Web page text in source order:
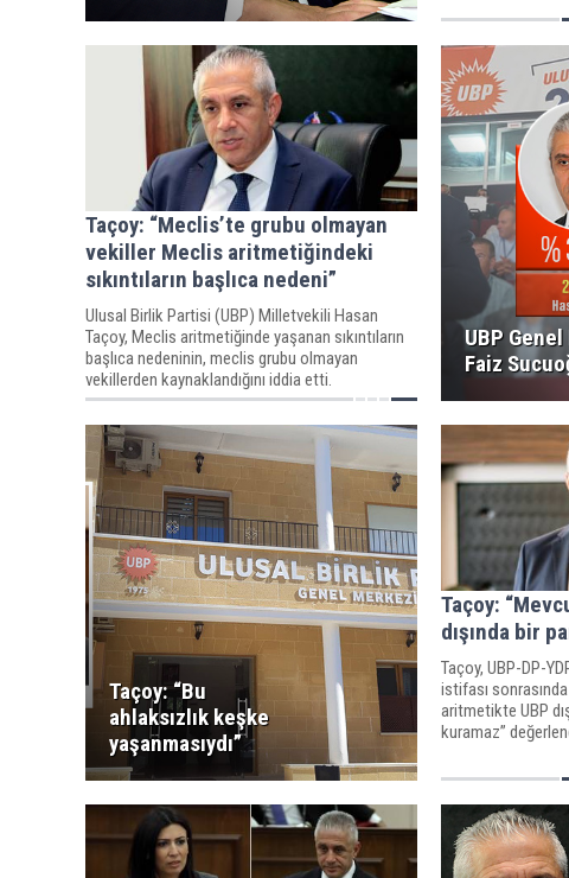
Taçoy: “Meclis’te grubu olmayan
vekiller Meclis aritmetiğindeki
sıkıntıların başlıca nedeni”
Ulusal Birlik Partisi (UBP) Milletvekili Hasan
Taçoy, Meclis aritmetiğinde yaşanan sıkıntıların
başlıca nedeninin, meclis grubu olmayan
vekillerden kaynaklandığını iddia etti.
UBP Genel
Faiz
Taçoy: “Bu
ahlaksızlık keşke
yaşanmasıydı”
Taçoy:
dışında bir
Taçoy, UBP-DP-
istifası
aritmetikte UBP
kuramaz”